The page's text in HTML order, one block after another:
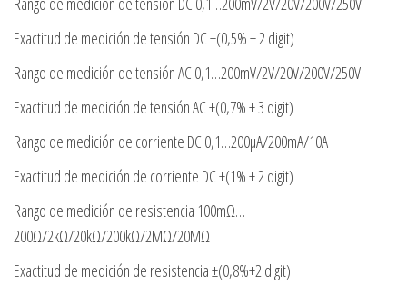
Exactitud de medición de tensión DC ±(0,5% + 2 digit)
Rango de medición de tensión AC 0,1…200mV/2V/20V/200V/250V
Exactitud de medición de tensión AC ±(0,7% + 3 digit)
Rango de medición de corriente DC 0,1…200µA/200mA/10A
Exactitud de medición de corriente DC ±(1% + 2 digit)
Rango de medición de resistencia 100mΩ…
200Ω/2kΩ/20kΩ/200kΩ/2MΩ/20MΩ
Exactitud de medición de resistencia ±(0,8%+2 digit)